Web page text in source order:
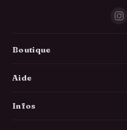
Boutique
Aide
Infos